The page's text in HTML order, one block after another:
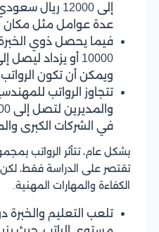
إلى 12000
عدة عوامل مثل مكان
فيما يحصل ذوي
ويمكن أن تكون
تتجاوز الرواتب
في الشركات الكبرى
بشكل عام، تتأثر الرواتب
تقتصر على الدراسة فقط،
الكفاءة والمهارات المهنية.
تلعب التعليم والخبرة